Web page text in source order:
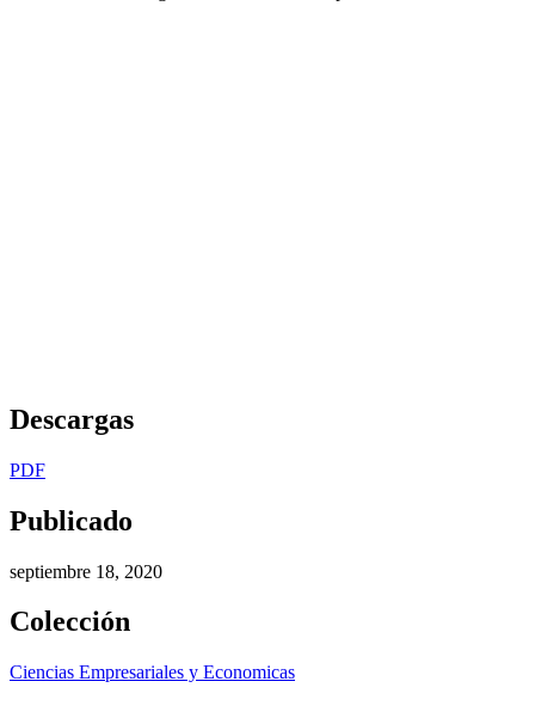
Descargas
PDF
Publicado
septiembre 18, 2020
Colección
Ciencias Empresariales y Economicas